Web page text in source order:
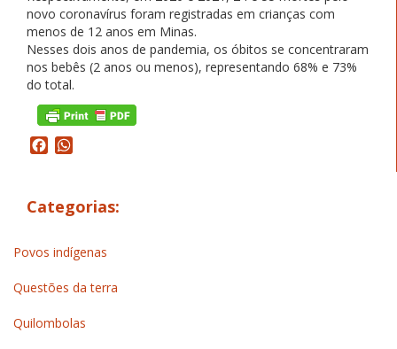
novo coronavírus foram registradas em crianças com
menos de 12 anos em Minas.
Nesses dois anos de pandemia, os óbitos se concentraram
nos bebês (2 anos ou menos), representando 68% e 73%
do total.
Facebook
Categorias:
Povos indígenas
Questões da terra
Quilombolas